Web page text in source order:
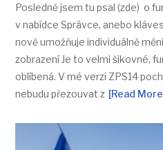
Posledně jsem tu psal (zde) o
v nabídce Správce, anebo
nově umožňuje individuálně
zobrazení Je to velmi šikovné,
oblíbená. V mé verzi ZPS14
nebudu přezouvat z [Read